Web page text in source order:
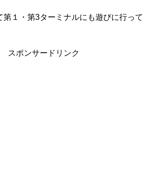
第１・第3ターミナルにも遊びに行って
スポンサードリンク